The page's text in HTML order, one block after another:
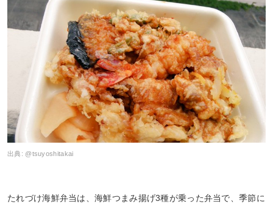
出典: @tsuyoshitakai
たれづけ海鮮弁当は、海鮮つまみ揚げ3種が乗った弁当で、季節に